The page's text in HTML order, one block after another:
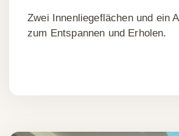
Zwei Innenliegeflächen und ein
zum Entspannen und Erholen.